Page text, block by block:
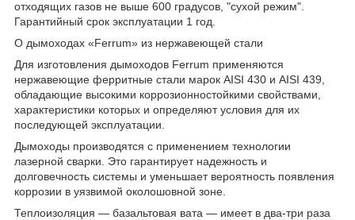
отходящих газов не выше 600 градусов, "сухой режим".
Гарантийный срок эксплуатации 1 год.
О дымоходах «Ferrum» из нержавеющей стали
Для изготовления дымоходов Ferrum применяются
нержавеющие ферритные стали марок AISI 430 и AISI 439,
обладающие высокими коррозионностойкими свойствами,
характеристики которых и определяют условия для их
последующей эксплуатации.
Дымоходы производятся с применением технологии
лазерной сварки. Это гарантирует надежность и
долговечность системы и уменьшает вероятность появления
коррозии в уязвимой околошовной зоне.
Теплоизоляция — базальтовая вата — имеет в два-три раза